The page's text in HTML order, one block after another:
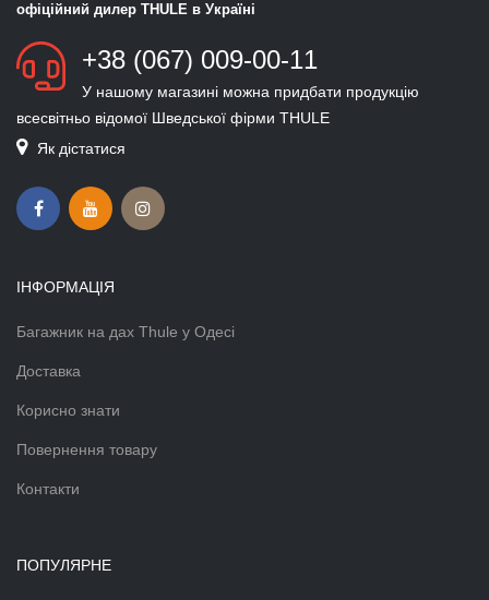
офіційний дилер THULE в Україні
+38 (067) 009-00-11
У нашому магазині можна придбати продукцію
всесвітньо відомої Шведської фірми THULE
Як дістатися
ІНФОРМАЦІЯ
Багажник на дах Thule у Одесі
Доставка
Корисно знати
Повернення товару
Контакти
ПОПУЛЯРНЕ